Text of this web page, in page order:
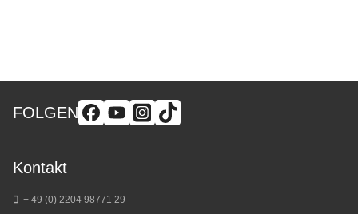
FOLGEN
Kontakt
+ 49 (0) 2204 98771 29